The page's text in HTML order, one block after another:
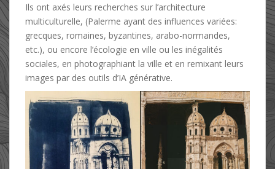
Ils ont axés leurs recherches sur l’architecture
multiculturelle, (Palerme ayant des influences variées:
grecques, romaines, byzantines, arabo-normandes,
etc.), ou encore l’écologie en ville ou les inégalités
sociales, en photographiant la ville et en remixant leurs
images par des outils d’IA générative.